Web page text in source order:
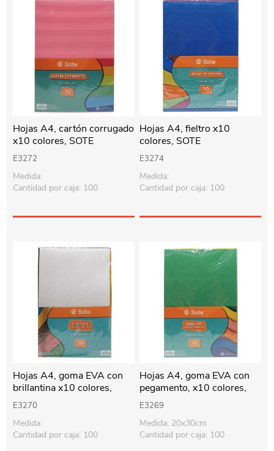
Hojas A4, cartón corrugado
x10 colores, SOTE
E3272
Medida:
Cantidad por caja: 100
Hojas A4, fieltro x10
colores, SOTE
E3274
Medida:
Cantidad por caja: 100
Hojas A4, goma EVA con
brillantina x10 colores,
SOTE
E3270
Medida:
Cantidad por caja: 100
Hojas A4, goma EVA con
pegamento, x10 colores,
SOTE
E3269
Medida: 20x30cm
Cantidad por caja: 100